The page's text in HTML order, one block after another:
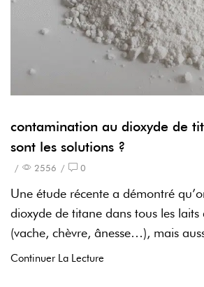
contamination au dioxyde de
sont les solutions ?
/ 2556 / 0
Une étude récente a démontré
dioxyde de titane dans tous les
(vache, chèvre, ânesse…), mais
Continuer La Lecture